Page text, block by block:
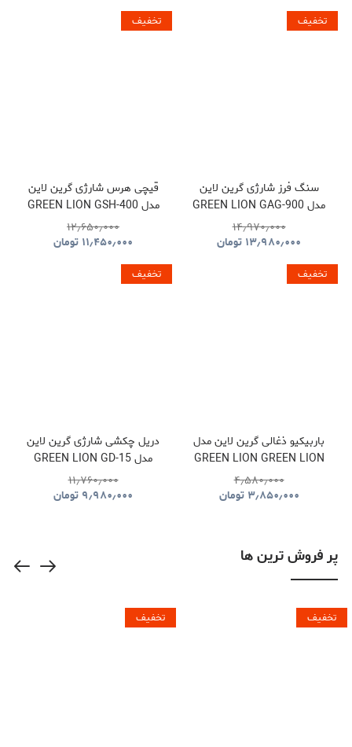
تخفیف
سنگ فرز شارژی گرین لاین
مدل GREEN LION GAG-900
CORDLESS ANGLE
GRINDER TOOL
۱۴٫۹۷۰٫۰۰۰
۱۳٫۹۸۰٫۰۰۰ تومان
تخفیف
قیچی هرس شارژی گرین لاین
مدل GREEN LION GSH-400
ELECTRIC PRUNING
SHEARS TOOL CORDLESS
۱۲٫۶۵۰٫۰۰۰
۱۱٫۴۵۰٫۰۰۰ تومان
تخفیف
باربیکیو ذغالی گرین لاین مدل
GREEN LION GREEN LION
QUDRA FOLDABLE BBQ
GRILL GNQDRBBQSTBK
۴٫۵۸۰٫۰۰۰
۳٫۸۵۰٫۰۰۰ تومان
تخفیف
دریل چکشی شارژی گرین لاین
مدل GREEN LION GD-15
PRO DRIVE CORDLESS
HAMMER DRILL
۱۱٫۷۶۰٫۰۰۰
۹٫۹۸۰٫۰۰۰ تومان
پر فروش ترین ها
تخفیف تخفیف